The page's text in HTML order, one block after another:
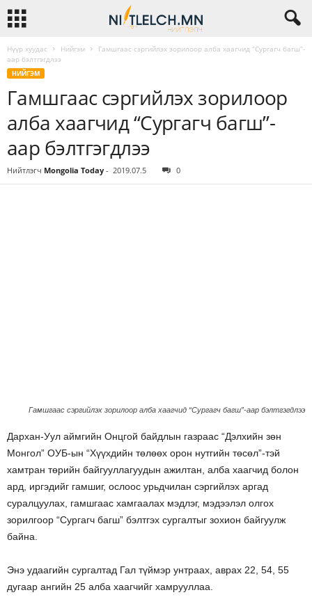
Нүүр хуудас Нийгэм
Гамшгаас сэргийлэх зорилоор алба хаагчид “Сургагч багш”-
аар бэлтгэгдлээ
НИЙГЭМ
Гамшгаас сэргийлэх зорилоор
алба хаагчид “Сургагч багш”-
аар бэлтгэгдлээ
Нийтлэгч Mongolia Today - 2019.07.5 0
Гамшгаас сэргийлэх зорилоор алба хаагчид “Сургагч багш”-аар бэлтгэгдлээ
Дархан-Уул аймгийн Онцгой байдлын газраас “Дэлхийн зөн
Монгол” ОУБ-ын “Хүүхдийн төлөөх орон нутгийн төсөл”-тэй
хамтран төрийн байгууллагуудын ажилтан, алба хаагчид болон
ард, иргэдийг гамшиг, ослоос урьдчилан сэргийлэх аргад
суралцуулах, гамшгаас хамгаалах мэдлэг, мэдээлэл олгох
зорилгоор “Сургагч багш” бэлтгэх сургалтыг зохион байгуулж
байна.
Энэ удаагийн сургалтад Гал түймэр унтраах, аврах 22, 54, 55
дугаар ангийн 25 алба хаагчийг хамрууллаа.